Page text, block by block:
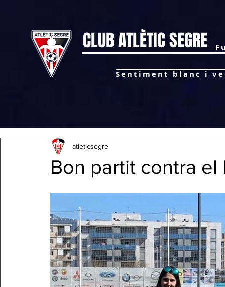
CLUB ATLÈTIC SEGRE
Sentiment blanc i
Bon partit contra el
atleticsegre